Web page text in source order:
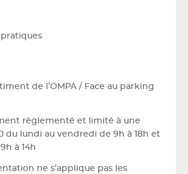
de l’OMPA / Face au parking
règlementé et limité à une
du lundi au vendredi de 9h à 18h et
à 14h
ne s’applique pas les